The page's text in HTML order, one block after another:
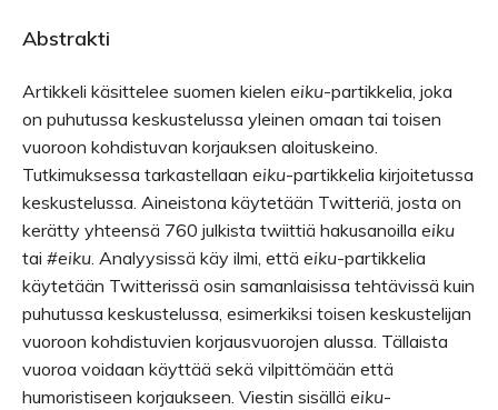
Abstrakti
Artikkeli käsittelee suomen kielen eiku-partikkelia, joka
on puhutussa keskustelussa yleinen omaan tai toisen
vuoroon kohdistuvan korjauksen aloituskeino.
Tutkimuksessa tarkastellaan eiku-partikkelia kirjoitetussa
keskustelussa. Aineistona käytetään Twitteriä, josta on
kerätty yhteensä 760 julkista twiittiä hakusanoilla eiku
tai #eiku. Analyysissä käy ilmi, että eiku-partikkelia
käytetään Twitterissä osin samanlaisissa tehtävissä kuin
puhutussa keskustelussa, esimerkiksi toisen keskustelijan
vuoroon kohdistuvien korjausvuorojen alussa. Tällaista
vuoroa voidaan käyttää sekä vilpittömään että
humoristiseen korjaukseen. Viestin sisällä eiku-